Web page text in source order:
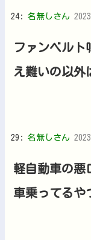
24: 名無しさん
ファンベルト
え難いの以外
29: 名無しさん
軽自動車の悪
車乗ってるや